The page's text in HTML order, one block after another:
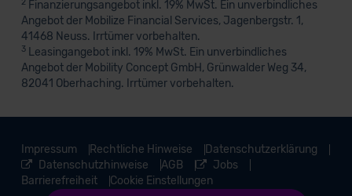
Finanzierungsangebot inkl. 19% MwSt. Ein unverbindliches
Angebot der Mobilize Financial Services, Jagenbergstr. 1,
41468 Neuss. Irrtümer vorbehalten.
3Leasingangebot inkl. 19% MwSt. Ein unverbindliches
Angebot der Mobility Concept GmbH, Grünwalder Weg 34,
82041 Oberhaching. Irrtümer vorbehalten.
Impressum Rechtliche Hinweise
Datenschutzerklärung
Datenschutzhinweise
AGB
Jobs
Barrierefreiheit
Cookie Einstellungen